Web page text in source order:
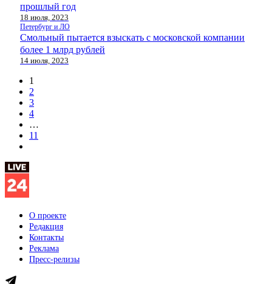
прошлый год
18 июля, 2023
Петербург и ЛО
Смольный пытается взыскать с московской компании
более 1 млрд рублей
14 июля, 2023
1
2
3
4
…
11
О проекте
Редакция
Контакты
Реклама
Пресс-релизы